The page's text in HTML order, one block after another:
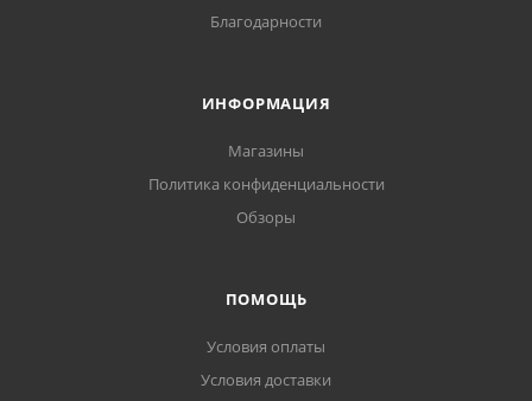
Благодарности
ИНФОРМАЦИЯ
Магазины
Политика конфиденциальности
Обзоры
ПОМОЩЬ
Условия оплаты
Условия доставки